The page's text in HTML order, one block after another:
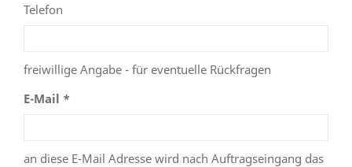
Telefon
freiwillige Angabe - für eventuelle Rückfragen
E-Mail *
an diese E-Mail Adresse wird nach Auftragseingang das